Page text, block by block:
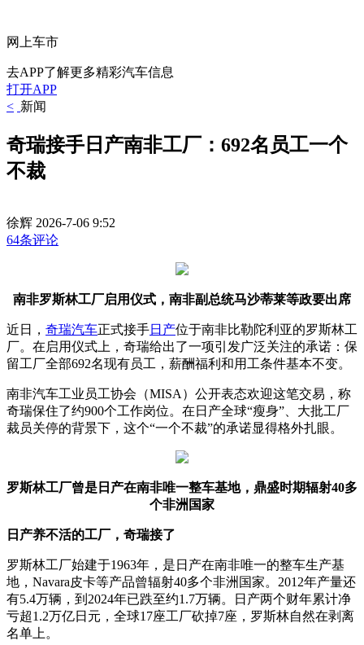
网上车市
去APP了解更多精彩汽车信息
打开APP
< 新闻
奇瑞接手日产南非工厂：692名员工一个
不裁
徐辉 2026-7-06 9:52
64条评论
南非罗斯林工厂启用仪式，南非副总统马沙蒂莱等政要出席
近日， 奇瑞汽车正式接手日产位于南非比勒陀利亚的罗斯林工
厂。在启用仪式上，奇瑞给出了一项引发广泛关注的承诺：保
留工厂全部692名现有员工，薪酬福利和用工条件基本不变。
南非汽车工业员工协会（MISA）公开表态欢迎这笔交易，称
奇瑞保住了约900个工作岗位。在日产全球“瘦身”、大批工厂
裁员关停的背景下，这个“一个不裁”的承诺显得格外扎眼。
罗斯林工厂曾是日产在南非唯一整车基地，鼎盛时期辐射40多
个非洲国家
日产养不活的工厂，奇瑞接了
罗斯林工厂始建于1963年，是日产在南非唯一的整车生产基
地，Navara皮卡等产品曾辐射40多个非洲国家。2012年产量还
有5.4万辆，到2024年已跌至约1.7万辆。日产两个财年累计净
亏超1.2万亿日元，全球17座工厂砍掉7座，罗斯林自然在剥离
名单上。